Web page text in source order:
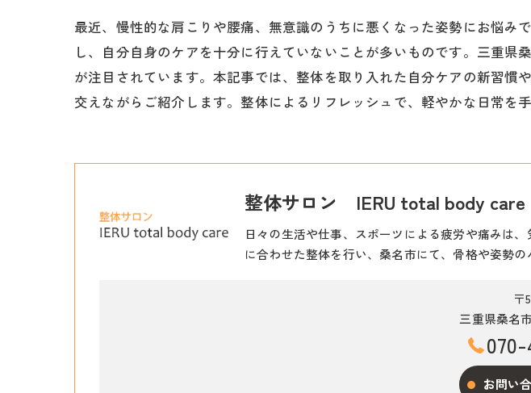
最近、慢性的な肩こりや腰痛、無意識のうちに悪くなった姿勢にお悩
し、自分自身のケアを十分に行えていないことが多いものです。三重
が注目されています。本記事では、整体を取り入れた自分ケアの新習
交えながらご紹介します。整体によるリフレッシュで、軽やかな日常を
整体サロン IERU total body care
日々の生活や仕事、スポーツによる疲労や痛みは
に合わせた整体を行い、桑名市にて、骨格や姿勢の
〒
三重県桑名
お問い